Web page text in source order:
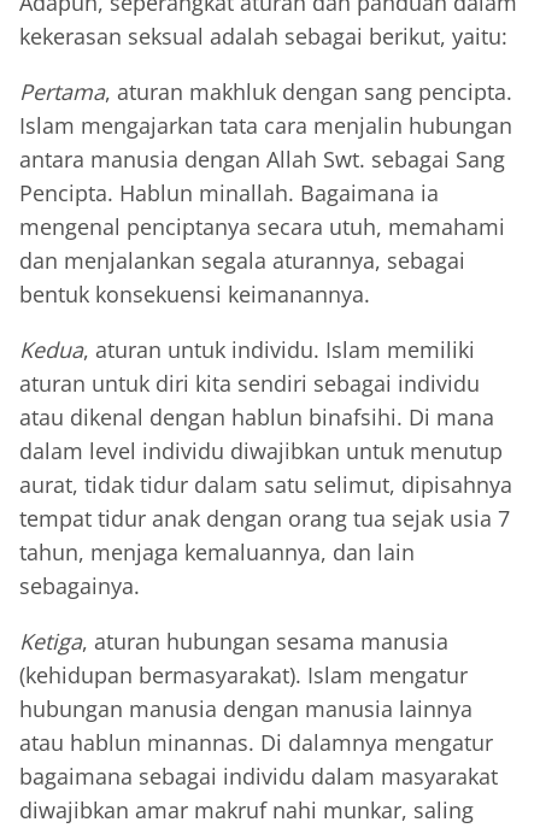
kekerasan seksual adalah sebagai berikut, yaitu:
Pertama, aturan makhluk dengan sang pencipta.
Islam mengajarkan tata cara menjalin hubungan
antara manusia dengan Allah Swt. sebagai Sang
Pencipta. Hablun minallah. Bagaimana ia
mengenal penciptanya secara utuh, memahami
dan menjalankan segala aturannya, sebagai
bentuk konsekuensi keimanannya.
Kedua, aturan untuk individu. Islam memiliki
aturan untuk diri kita sendiri sebagai individu
atau dikenal dengan hablun binafsihi. Di mana
dalam level individu diwajibkan untuk menutup
aurat, tidak tidur dalam satu selimut, dipisahnya
tempat tidur anak dengan orang tua sejak usia 7
tahun, menjaga kemaluannya, dan lain
sebagainya.
Ketiga, aturan hubungan sesama manusia
(kehidupan bermasyarakat). Islam mengatur
hubungan manusia dengan manusia lainnya
atau hablun minannas. Di dalamnya mengatur
bagaimana sebagai individu dalam masyarakat
diwajibkan amar makruf nahi munkar, saling